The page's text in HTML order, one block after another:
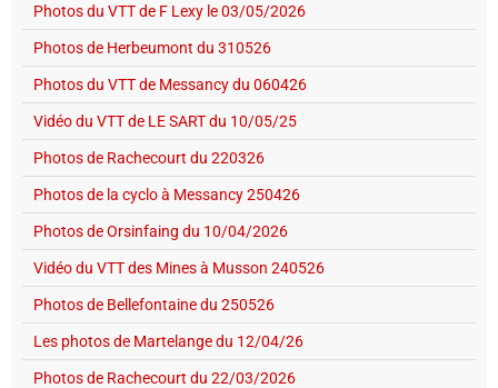
Photos du VTT de F Lexy le 03/05/2026
Photos de Herbeumont du 310526
Photos du VTT de Messancy du 060426
Vidéo du VTT de LE SART du 10/05/25
Photos de Rachecourt du 220326
Photos de la cyclo à Messancy 250426
Photos de Orsinfaing du 10/04/2026
Vidéo du VTT des Mines à Musson 240526
Photos de Bellefontaine du 250526
Les photos de Martelange du 12/04/26
Photos de Rachecourt du 22/03/2026